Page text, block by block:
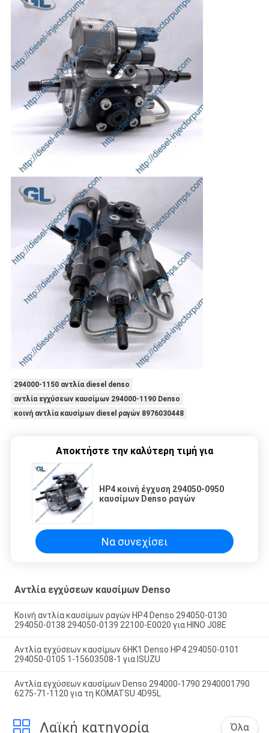
294000-1150 αντλία diesel denso
αντλία εγχύσεων καυσίμων 294000-1190 Denso
κοινή αντλία καυσίμων diesel ραγών 8976030448
Αποκτήστε την καλύτερη τιμή για
HP4 κοινή έγχυση 294050-0950
καυσίμων Denso ραγών
Να συνεχίσει
Αντλία εγχύσεων καυσίμων Denso
Κοινή αντλία καυσίμων ραγών HP4 Denso 294050-0130
294050-0138 294050-0139 22100-E0020 για HINO J08E
Αντλία εγχύσεων καυσίμων 6HK1 Denso HP4 294050-0101
294050-0105 1-15603508-1 για ISUZU
Αντλία εγχύσεων καυσίμων Denso 294000-1790 2940001790
6275-71-1120 για τη KOMATSU 4D95L
Λαϊκή κατηγορία Όλα